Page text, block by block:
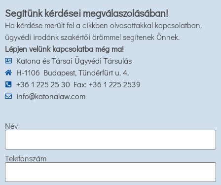
Segítünk kérdései megválaszolásában!
Ha kérdése merült fel a cikkben olvasottakkal kapcsolatban,
ügyvédi irodánk szakértői örömmel segítenek Önnek.
Lépjen velünk kapcsolatba még ma!
Katona és Társai Ügyvédi Társulás
H-1106 Budapest, Tündérfürt u. 4.
+36 1 225 25 30 Fax: +36 1 225 2539
info@katonalaw.com
Név
Telefonszám